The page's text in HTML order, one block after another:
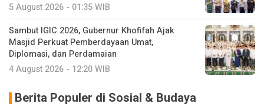
5 August 2026 - 01:35 WIB
Sambut IGIC 2026, Gubernur Khofifah Ajak
Masjid Perkuat Pemberdayaan Umat,
Diplomasi, dan Perdamaian
4 August 2026 - 12:20 WIB
Berita Populer di Sosial & Budaya